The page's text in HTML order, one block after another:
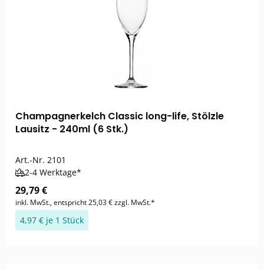
Champagnerkelch Classic long-life, Stölzle
Lausitz - 240ml (6 Stk.)
Art.-Nr. 2101
2-4 Werktage*
29,79 €
inkl. MwSt., entspricht 25,03 € zzgl. MwSt.*
4,97 € je 1 Stück